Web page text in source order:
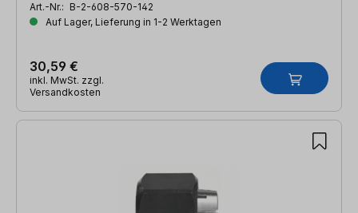
Art.-Nr.: B-2-608-570-142
Auf Lager, Lieferung in 1-2 Werktagen
30,59 €
inkl. MwSt. zzgl.
Versandkosten